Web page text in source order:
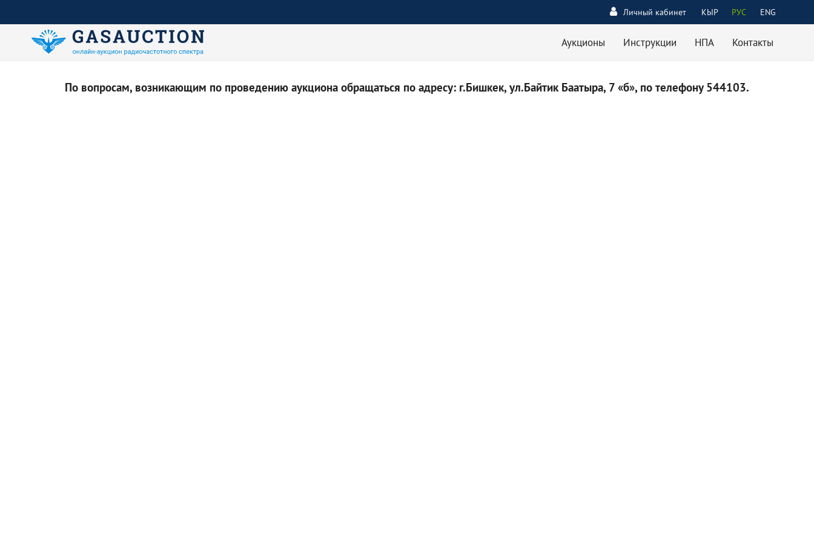
КЫР РУС ENG
Личный кабинет
Аукционы Инструкции НПА Контакты
По вопросам, возникающим по проведению аукциона обращаться по адресу: г.Бишкек, ул.Байтик Баатыра, 7 «б», по телефону 544103.